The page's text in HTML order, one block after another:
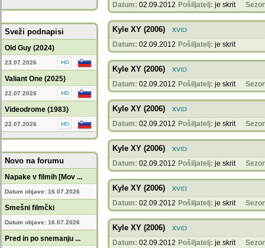
Sveži podnapisi
Old Guy (2024)
23.07.2026
Valiant One (2025)
22.07.2026
Videodrome (1983)
22.07.2026
Novo na forumu
Napake v filmih [Mov ...
Datum objave: 16.07.2026
Smešni filmčki
Datum objave: 16.07.2026
Pred in po snemanju ...
Datum: 02.09.2012 Pošiljatelj: je skrit
Kyle XY (2006)
Datum: 02.09.2012 Pošiljatelj: je skrit
Kyle XY (2006)
Datum: 02.09.2012 Pošiljatelj: je skrit
Kyle XY (2006)
Datum: 02.09.2012 Pošiljatelj: je skrit
Kyle XY (2006)
Datum: 02.09.2012 Pošiljatelj: je skrit
Kyle XY (2006)
Datum: 02.09.2012 Pošiljatelj: je skrit
Kyle XY (2006)
Datum: 02.09.2012 Pošiljatelj: je skrit